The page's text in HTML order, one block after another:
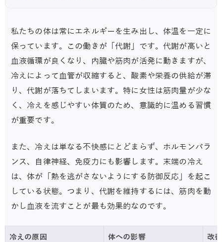
私たちの体は常にエネルギーを生み出し、体温を一定に
保っています。この働きが「代謝」です。代謝が高いと
血液循環が良くなり、内臓や筋肉が活発に動きますが、
冷えによって血管が収縮すると、酸素や栄養の供給が滞
り、代謝が落ちてしまいます。特に女性は筋肉量が少な
く、冷えを感じやすい体質のため、意識的に温める習慣
が重要です。
また、冷えは単なる不快感にとどまらず、ホルモンバラ
ンス、自律神経、免疫力にも影響します。末端の冷え
は、体が「熱を逃がさないようにする防御反応」を起こ
している状態。つまり、代謝を維持するには、筋肉を動
かし血液を流すことが最も効果的なのです。
冷えの原因 体への影響 改